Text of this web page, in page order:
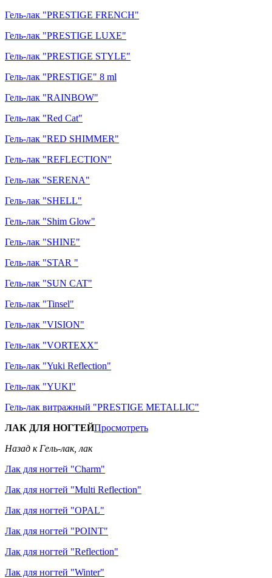
Гель-лак "PRESTIGE FRENCH"
Гель-лак "PRESTIGE LUXE"
Гель-лак "PRESTIGE STYLE"
Гель-лак "PRESTIGE" 8 ml
Гель-лак "RAINBOW"
Гель-лак "Red Cat"
Гель-лак "RED SHIMMER"
Гель-лак "REFLECTION"
Гель-лак "SERENA"
Гель-лак "SHELL"
Гель-лак "Shim Glow"
Гель-лак "SHINE"
Гель-лак "STAR "
Гель-лак "SUN CAT"
Гель-лак "Tinsel"
Гель-лак "VISION"
Гель-лак "VORTEXX"
Гель-лак "Yuki Reflection"
Гель-лак "YUKI"
Гель-лак витражный "PRESTIGE METALLIC"
ЛАК ДЛЯ НОГТЕЙПросмотреть
Назад к Гель-лак, лак
Лак для ногтей "Charm"
Лак для ногтей "Multi Reflection"
Лак для ногтей "OPAL"
Лак для ногтей "POINT"
Лак для ногтей "Reflection"
Лак для ногтей "Winter"